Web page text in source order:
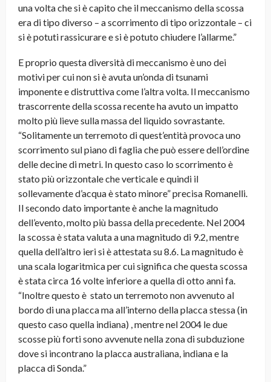
una volta che si è capito che il meccanismo della scossa
era di tipo diverso – a scorrimento di tipo orizzontale – ci
si è potuti rassicurare e si è potuto chiudere l’allarme.”
E proprio questa diversità di meccanismo è uno dei
motivi per cui non si è avuta un’onda di tsunami
imponente e distruttiva come l’altra volta. Il meccanismo
trascorrente della scossa recente ha avuto un impatto
molto più lieve sulla massa del liquido sovrastante.
“Solitamente un terremoto di quest’entità provoca uno
scorrimento sul piano di faglia che può essere dell’ordine
delle decine di metri. In questo caso lo scorrimento è
stato più orizzontale che verticale e quindi il
sollevamente d’acqua è stato minore” precisa Romanelli.
Il secondo dato importante è anche la magnitudo
dell’evento, molto più bassa della precedente. Nel 2004
la scossa è stata valuta a una magnitudo di 9.2, mentre
quella dell’altro ieri si è attestata su 8.6. La magnitudo è
una scala logaritmica per cui significa che questa scossa
è stata circa 16 volte inferiore a quella di otto anni fa.
“Inoltre questo è stato un terremoto non avvenuto al
bordo di una placca ma all’interno della placca stessa (in
questo caso quella indiana) , mentre nel 2004 le due
scosse più forti sono avvenute nella zona di subduzione
dove si incontrano la placca australiana, indiana e la
placca di Sonda.”